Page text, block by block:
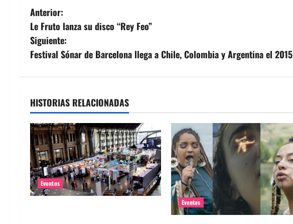
N
a
v
g
a
c
i
ó
Anterior:
Le Fruto lanza su disco “Rey Feo”
Siguiente:
Festival Sónar de Barcelona llega a Chile, Colombia y Argentina el 2015
HISTORIAS RELACIONADAS
Eventos
Eventos